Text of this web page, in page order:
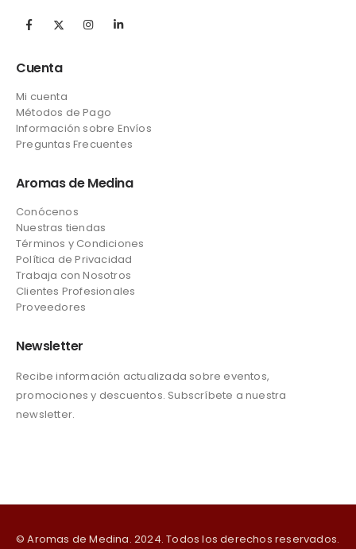
Cuenta
Mi cuenta
Métodos de Pago
Información sobre Envíos
Preguntas Frecuentes
Aromas de Medina
Conócenos
Nuestras tiendas
Términos y Condiciones
Política de Privacidad
Trabaja con Nosotros
Clientes Profesionales
Proveedores
Newsletter
Recibe información actualizada sobre eventos,
promociones y descuentos. Subscríbete a nuestra
newsletter.
© Aromas de Medina. 2024. Todos los derechos reservados.